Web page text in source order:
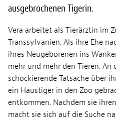
ausgebrochenen Tigerin.
Vera arbeitet als Tierärztin im
Transsylvanien. Als ihre Ehe
ihres Neugeborenen ins
mehr und mehr den Tieren. An
schockierende Tatsache über
ein Haustiger in den Zoo
entkommen. Nachdem sie
macht sie sich auf die Suche